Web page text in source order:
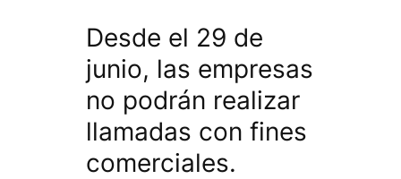
Desde el 29 de
junio, las empresas
no podrán realizar
llamadas con fines
comerciales.